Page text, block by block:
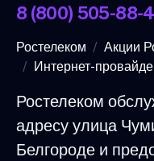
8 (800) 505-88-
Ростелеком
Акции
Интернет-
Ростелеком
адресу улица
Белгороде и